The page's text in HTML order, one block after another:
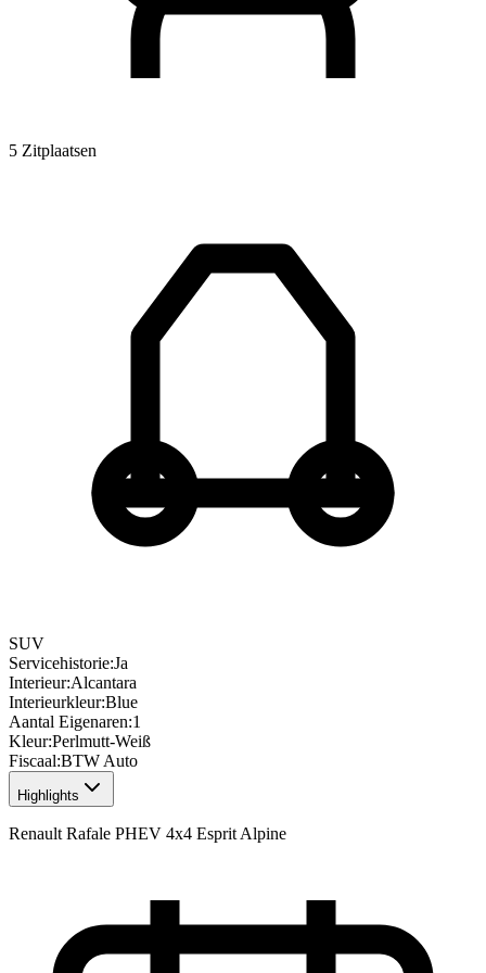
5 Zitplaatsen
SUV
Servicehistorie:Ja
Interieur:Alcantara
Interieurkleur:Blue
Aantal Eigenaren:1
Kleur:Perlmutt-Weiß
Fiscaal:BTW Auto
Highlights
Renault Rafale PHEV 4x4 Esprit Alpine